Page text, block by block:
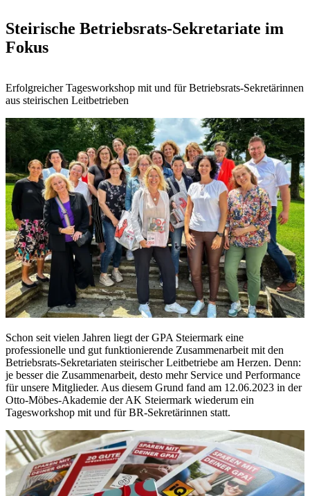
Steirische Betriebsrats-Sekretariate im
Fokus
Erfolgreicher Tagesworkshop mit und für Betriebsrats-Sekretärinnen
aus steirischen Leitbetrieben
Schon seit vielen Jahren liegt der GPA Steiermark eine
professionelle und gut funktionierende Zusammenarbeit mit den
Betriebsrats-Sekretariaten steirischer Leitbetriebe am Herzen. Denn:
je besser die Zusammenarbeit, desto mehr Service und Performance
für unsere Mitglieder. Aus diesem Grund fand am 12.06.2023 in der
Otto-Möbes-Akademie der AK Steiermark wiederum ein
Tagesworkshop mit und für BR-Sekretärinnen statt.